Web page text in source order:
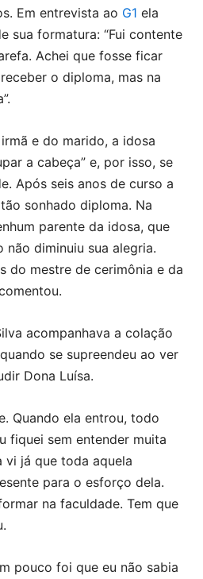
Em entrevista ao G1 ela
sua formatura: “Fui contente
Achei que fosse ficar
o diploma, mas na
e do marido, a idosa
a cabeça” e, por isso, se
Após seis anos de curso a
sonhado diploma. Na
parente da idosa, que
não diminuiu sua alegria.
do mestre de cerimônia e da
acompanhava a colação
se supreendeu ao ver
Dona Luísa.
Quando ela entrou, todo
fiquei sem entender muita
vi já que toda aquela
para o esforço dela.
na faculdade. Tem que
pouco foi que eu não sabia